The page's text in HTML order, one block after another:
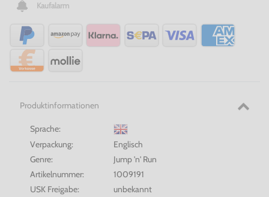
Kaufalarm
Produktinformationen
Sprache:
Verpackung:
Englisch
Genre:
Jump 'n' Run
Artikelnummer:
1009191
USK Freigabe:
unbekannt